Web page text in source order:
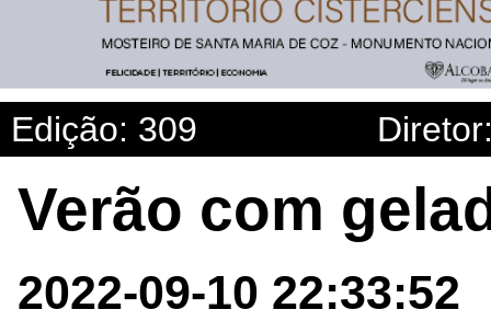
Edição: 309
Verão com
2022-09-10 22:33:52